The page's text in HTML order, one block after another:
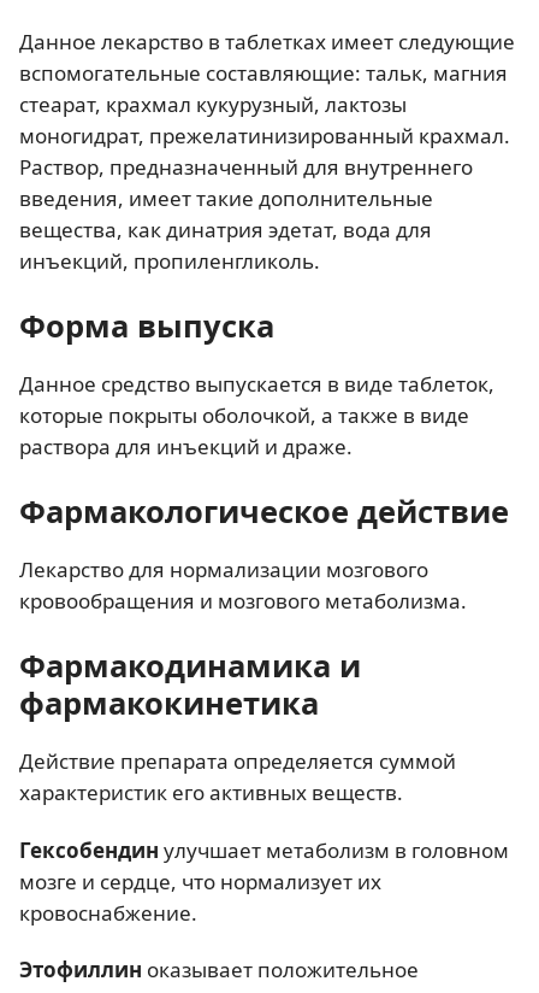
Данное лекарство в таблетках имеет следующие
вспомогательные составляющие: тальк, магния
стеарат, крахмал кукурузный, лактозы
моногидрат, прежелатинизированный крахмал.
Раствор, предназначенный для внутреннего
введения, имеет такие дополнительные
вещества, как динатрия эдетат, вода для
инъекций, пропиленгликоль.
Форма выпуска
Данное средство выпускается в виде таблеток,
которые покрыты оболочкой, а также в виде
раствора для инъекций и драже.
Фармакологическое действие
Лекарство для нормализации мозгового
кровообращения и мозгового метаболизма.
Фармакодинамика и
фармакокинетика
Действие препарата определяется суммой
характеристик его активных веществ.
Гексобендин улучшает метаболизм в головном
мозге и сердце, что нормализует их
кровоснабжение.
Этофиллин оказывает положительное